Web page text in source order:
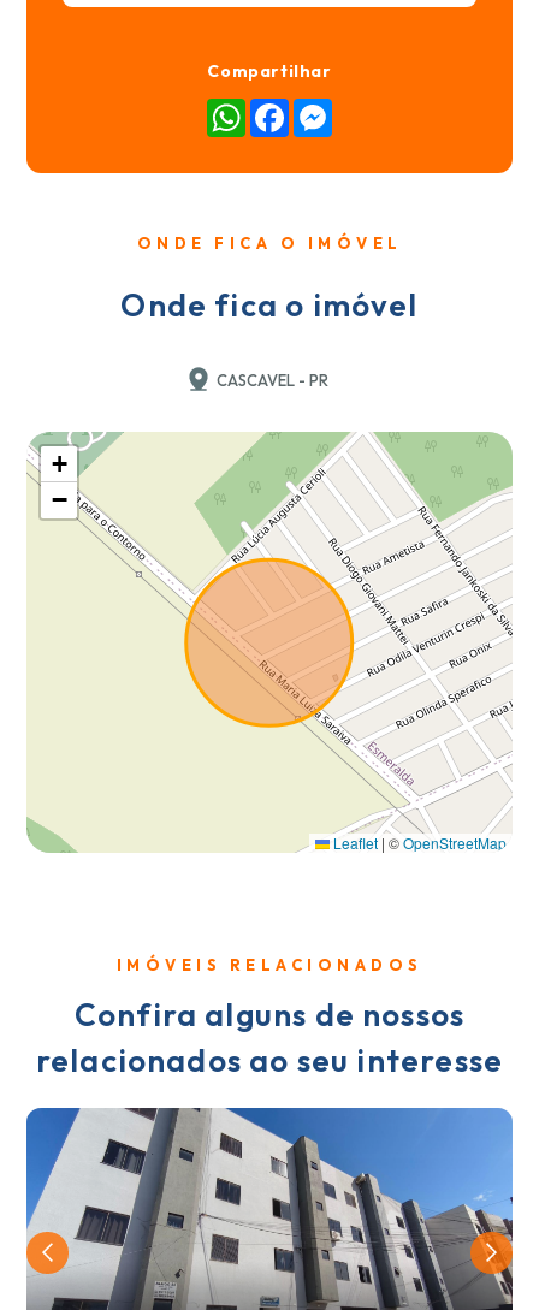
Compartilhar
WhatsApp
Facebook
ONDE FICA O IMÓVEL
Onde fica o imóvel
CASCAVEL - PR
+
−
Leaflet | ©OpenStreetMap
IMÓVEIS RELACIONADOS
Confira alguns de nossos
relacionados ao seu interesse